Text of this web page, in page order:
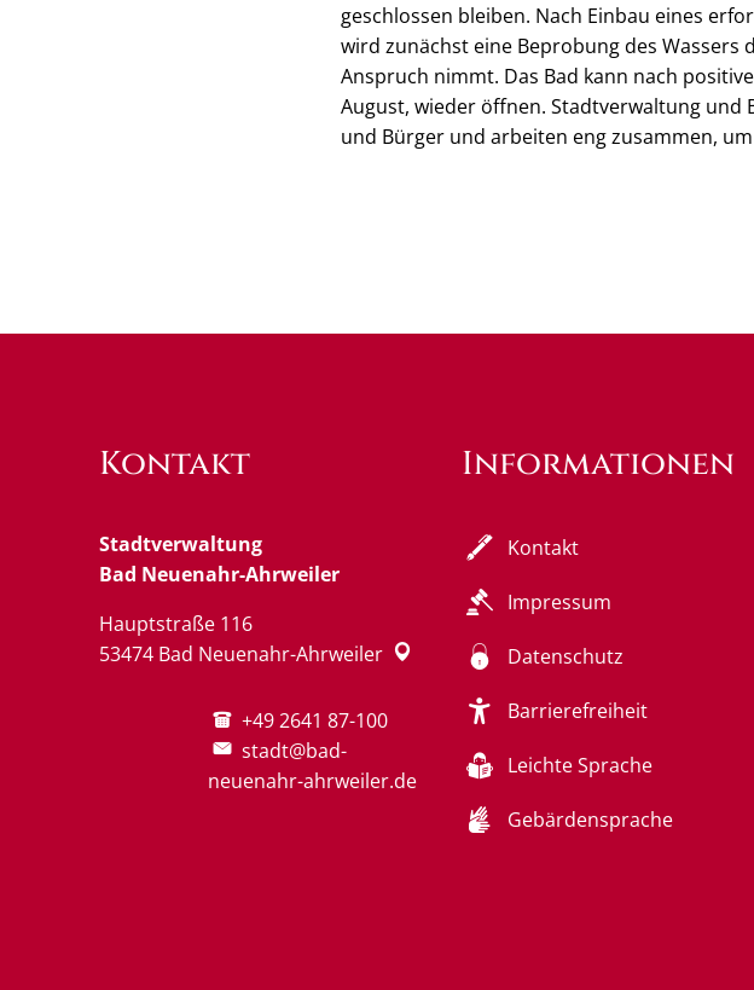
geschlossen bleiben. Nach Einbau eines
wird zunächst eine Beprobung des Wassers
Anspruch nimmt. Das Bad kann nach
August, wieder öffnen. Stadtverwaltung
und Bürger und arbeiten eng zusammen,
Kontakt
Stadtverwaltung
Bad Neuenahr-Ahrweiler
Hauptstraße 116
53474 Bad Neuenahr-Ahrweiler
+49 2641 87-100
stadt@bad-
neuenahr-ahrweiler.de
Informationen
Kontakt
Impressum
Datenschutz
Barrierefreiheit
Leichte Sprache
Gebärdensprache